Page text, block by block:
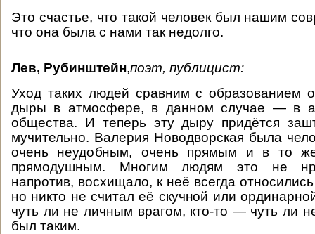
Это счастье, что такой человек был нашим
что она была с нами так недолго.
Лев, Рубинштейн,поэт, публицист:
Уход таких людей сравним с образованием
дыры в атмосфере, в данном случае — в
общества. И теперь эту дыру придётся
мучительно. Валерия Новодворская была
очень неудобным, очень прямым и в то
прямодушным. Многим людям это не
напротив, восхищало, к неё всегда
но никто не считал её скучной или
чуть ли не личным врагом, кто-то — чуть ли
был таким.